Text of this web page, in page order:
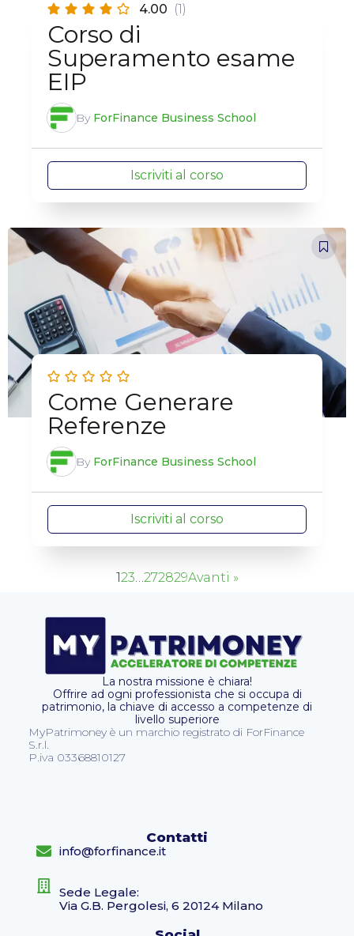
4.00 (1)
Corso di
Superamento esame
EIP
By ForFinance Business School
Iscriviti al corso
Come Generare
Referenze
By ForFinance Business School
Iscriviti al corso
123…272829Avanti »
La nostra missione è chiara!
Offrire ad ogni professionista che si occupa di
patrimonio, la chiave di accesso a competenze di
livello superiore
MyPatrimoney è un marchio registrato di ForFinance
S.r.l.
P.iva 03368810127
Contatti
info@forfinance.it
Sede Legale:
Via G.B. Pergolesi, 6 20124 Milano